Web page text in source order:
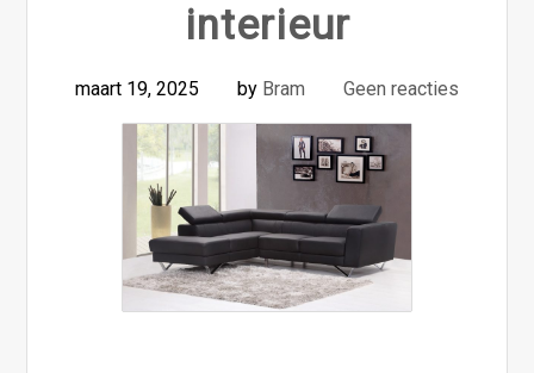
interieur
maart 19, 2025 by Bram Geen reacties